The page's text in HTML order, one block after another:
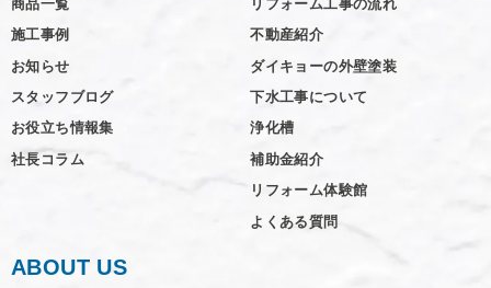
商品一覧
施工事例
お知らせ
スタッフブログ
お役立ち情報集
社長コラム
リフォーム工事の流れ
不動産紹介
ダイキョーの外壁塗装
下水工事について
浄化槽
補助金紹介
リフォーム体験館
よくある質問
ABOUT US